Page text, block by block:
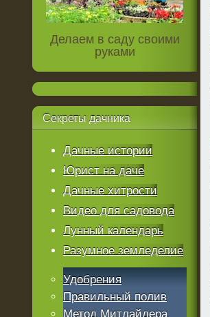
Делаем в саду своими
руками
Секреты дачника
Дачные истории
Юрист на даче
Дачные хитрости
Видео для садовода
Лунный календарь
Разумное земледелие
Удобрения
Правильный полив
Метод Митлайдера